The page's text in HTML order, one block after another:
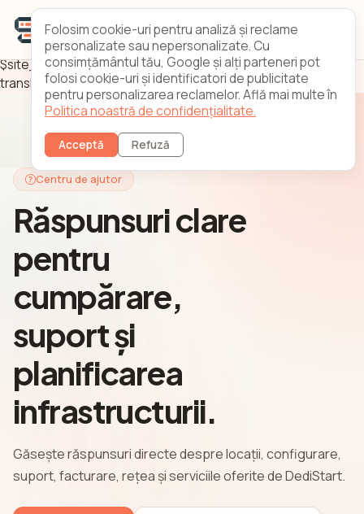
$site_title = translate('meta.title.faq'); $site_desc =
translate('meta.desc.faq'); ?>
Centru de ajutor
Răspunsuri clare
pentru
cumpărare,
suport și
planificarea
infrastructurii.
Găsește răspunsuri directe despre locații, configurare,
suport, facturare, rețea și serviciile oferite de DediStart.
Folosim cookie-uri pentru analiză și reclame
personalizate sau nepersonalizate. Cu
consimțământul tău, Google și alți parteneri pot
folosi cookie-uri și identificatori de publicitate
pentru personalizarea reclamelor. Află mai multe în
Politica noastră de confidențialitate.
Acceptă Refuză